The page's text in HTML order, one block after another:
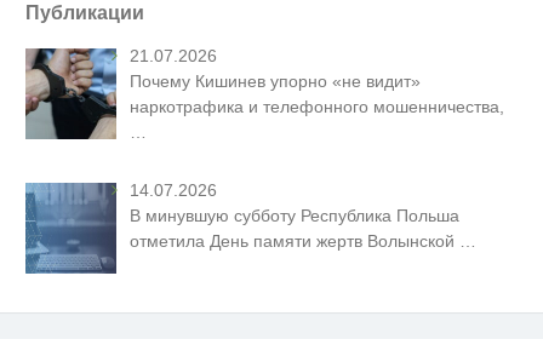
Публикации
21.07.2026
Почему Кишинев упорно «не видит»
наркотрафика и телефонного мошенничества,
14.07.2026
В минувшую субботу Республика Польша
отметила День памяти жертв Волынской